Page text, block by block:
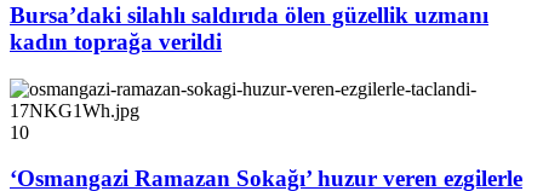
Bursa’daki silahlı saldırıda ölen güzellik uzmanı
kadın toprağa verildi
10
‘Osmangazi Ramazan Sokağı’ huzur veren ezgilerle